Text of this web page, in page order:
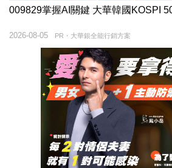
009829掌握AI關鍵 大華韓國KOSPI
PR・大華銀全能行銷方案
2026-08-05